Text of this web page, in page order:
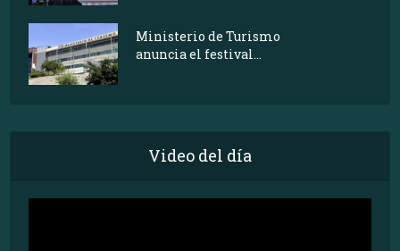
Ministerio de Turismo
anuncia el festival...
Video del día